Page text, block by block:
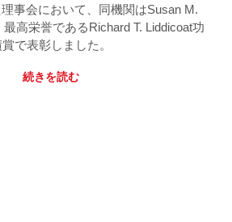
事会において、同機関はSusan M.
高栄誉であるRichard T. Liddicoat功
で表彰しました。
続きを読む